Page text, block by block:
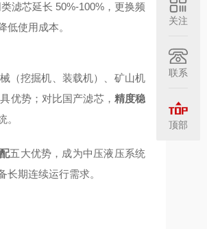
滤芯延长 50%-100%，更换频
使用成本。
（挖掘机、装载机）、矿山机
优势；对比国产滤芯， 精度稳
五大优势，成为中压液压系统
期连续运行需求。
关注
联系
顶部